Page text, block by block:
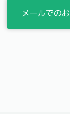
メールでの